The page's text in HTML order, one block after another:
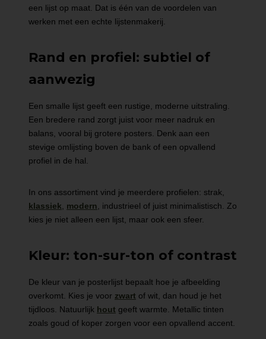
een lijst op maat. Dat is één van de voordelen van
werken met een echte lijstenmakerij.
Rand en profiel: subtiel of
aanwezig
Een smalle lijst geeft een rustige, moderne uitstraling.
Een bredere rand zorgt juist voor meer nadruk en
balans, vooral bij grotere posters. Denk aan een
stevige omlijsting boven de bank of een opvallend
profiel in de hal.
In ons assortiment vind je meerdere profielen: strak,
klassiek
modern , industrieel of juist minimalistisch. Zo
kies je niet alleen een lijst, maar ook een sfeer.
Kleur: ton-sur-ton of contrast
De kleur van je posterlijst bepaalt hoe je afbeelding
overkomt. Kies je voor zwart of wit, dan houd je het
tijdloos. Natuurlijk hout geeft warmte. Metallic tinten
zoals goud of koper zorgen voor een opvallend accent.